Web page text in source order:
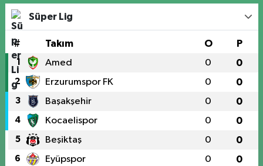
Süper Lig
# Takım O P
1 Amed 0 0
2 Erzurumspor FK 0 0
3 Başakşehir 0 0
4 Kocaelispor 0 0
5 Beşiktaş 0 0
6 Eyüpspor 0 0